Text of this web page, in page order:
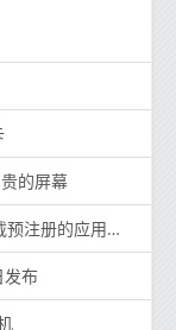
的屏幕
的应用和游戏
布